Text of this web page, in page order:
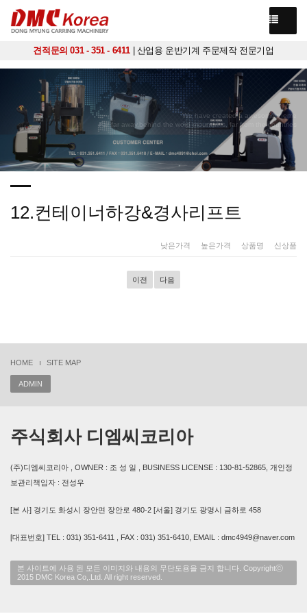
견적문의 031 - 351 - 6411 | 산업용 운반기계 주문제작 전문기업
We have created a awesome theme
Far far away,behind the word mountains, far from the countries
12.컨테이너하강&경사리프트
낮은가격 높은가격 상품명 신상품
이전 다음
HOME SITE MAP
ADMIN
주식회사 디엠씨코리아
(주)디엠씨코리아 , OWNER : 조 성 일 , BUSINESS LICENSE : 130-81-52865, 개인정
보관리책임자 : 전성우
[본 사] 경기도 화성시 장안면 장안로 480-2 [서울] 경기도 광명시 금하로 458
[대표번호] TEL : 031) 351-6411 , FAX : 031) 351-6410, EMAIL : dmc4949@naver.com
본 사이트에 사용 된 모든 이미지와 내용의 무단도용을 금지 합니다. Copyrightⓒ
2015 DMC Korea Co,.Ltd. All right reserved.